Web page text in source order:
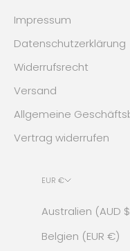
Impressum
Datenschutzerklärung
Widerrufsrecht
Versand
Allgemeine
Vertrag widerrufen
EUR €
Australien (AUD
Belgien (EUR €)